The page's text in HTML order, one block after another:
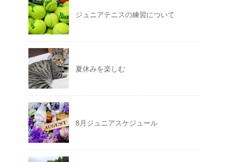
ジュニアテニスの練習について
夏休みを楽しむ
8月ジュニアスケジュール